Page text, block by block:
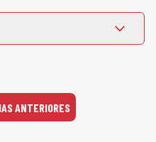
ANTERIORES